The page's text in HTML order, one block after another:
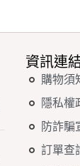
資訊連
購物須
隱私權
防詐騙
訂單查